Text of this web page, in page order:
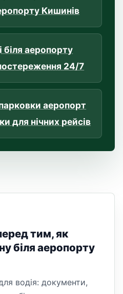
Кишинів
біля аеропорту
24/7
аеропорт
для нічних рейсів
тим, як
біля аеропорту
водія: документи,